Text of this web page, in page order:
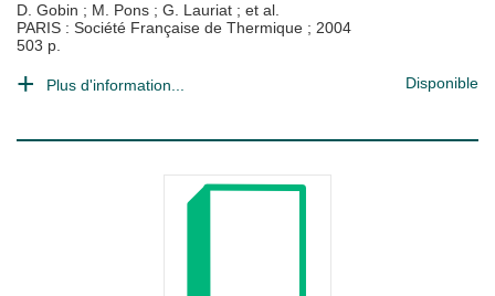
D. Gobin ; M. Pons ; G. Lauriat ; et al.
PARIS : Société Française de Thermique ; 2004
503 p.
Plus d'information... Disponible